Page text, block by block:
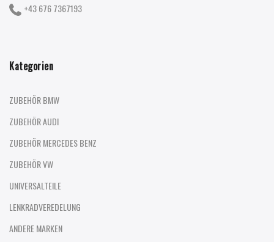
+43 676 7367193
Kategorien
ZUBEHÖR BMW
ZUBEHÖR AUDI
ZUBEHÖR MERCEDES BENZ
ZUBEHÖR VW
UNIVERSALTEILE
LENKRADVEREDELUNG
ANDERE MARKEN